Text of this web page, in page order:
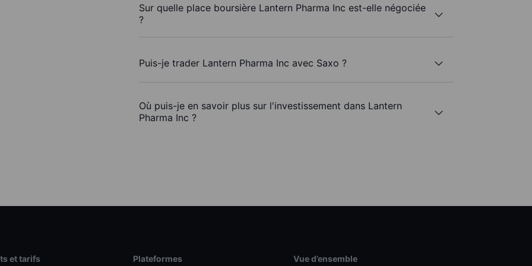
Sur quelle place boursière Lantern Pharma Inc est-elle négociée
?
Puis-je trader Lantern Pharma Inc avec Saxo ?
Où puis-je en savoir plus sur l'investissement dans Lantern
Pharma Inc ?
et tarifs Plateformes Vue d’ensemble